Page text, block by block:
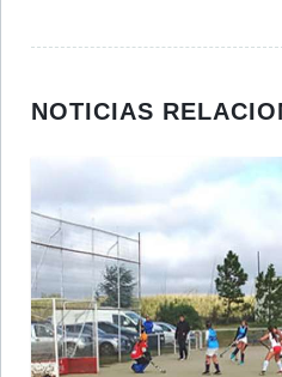
NOTICIAS